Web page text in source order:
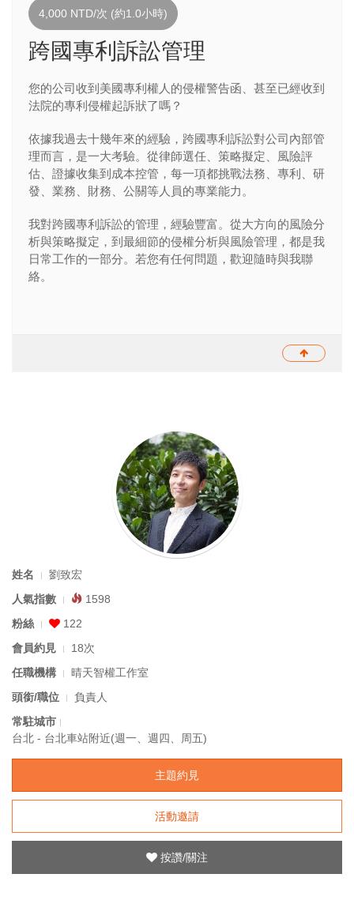
4,000 NTD/次 (約1.0小時)
跨國專利訴訟管理
您的公司收到美國專利權人的侵權警告函、甚至已經收到
法院的專利侵權起訴狀了嗎？
依據我過去十幾年來的經驗， 跨國專利訴訟對公司內部管
理而言，是一大考驗。從律師選任、策略擬定、風險評
估、證據收集到成本控管，每一項都挑戰法務、專利、研
發、業務、財務、公關等人員的專業能力。
我對跨國專利訴訟的管理，經驗豐富。從大方向的風險分
析與策略擬定，到最細節的侵權分析與風險管理，都是我
日常工作的一部分。 若您有任何問題，歡迎隨時與我聯
絡。
姓名
劉致宏
人氣指數
1598
粉絲
122
會員約見
18次
任職機構
晴天智權工作室
頭銜/職位
負責人
常駐城市
台北 - 台北車站附近(週一、週四、周五)
主題約見
活動邀請
按讚/關注